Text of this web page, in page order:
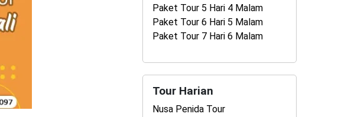
Paket Tour 5 Hari 4 Malam
Paket Tour 6 Hari 5 Malam
Paket Tour 7 Hari 6 Malam
Tour Harian
Nusa Penida Tour